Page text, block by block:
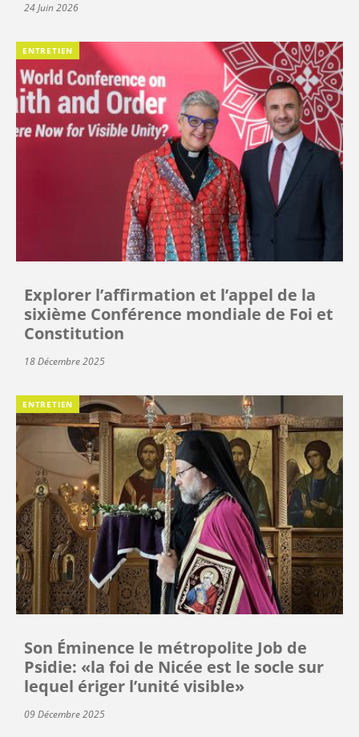
24 Juin 2026
ENTRETIEN
Explorer l’affirmation et l’appel de la
sixième Conférence mondiale de Foi et
Constitution
18 Décembre 2025
ENTRETIEN
Son Éminence le métropolite Job de
Psidie: «la foi de Nicée est le socle sur
lequel ériger l’unité visible»
09 Décembre 2025